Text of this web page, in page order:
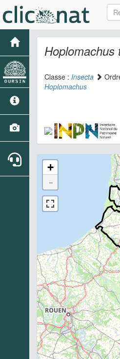
Hoplomachus
Classe : Insecta
Hoplomachus
+
-